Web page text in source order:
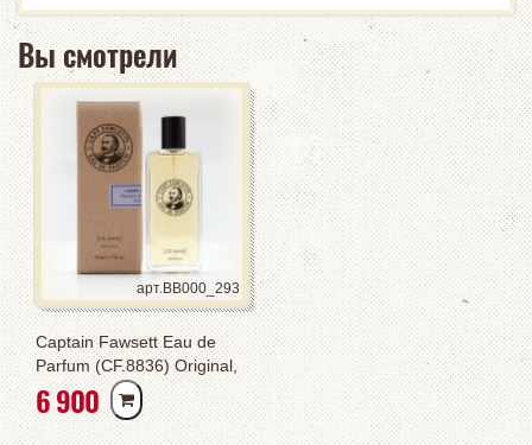
Вы смотрели
арт.BB000_293
Captain Fawsett Eau de
Parfum (CF.8836) Original,
50ml
6 900РУБ